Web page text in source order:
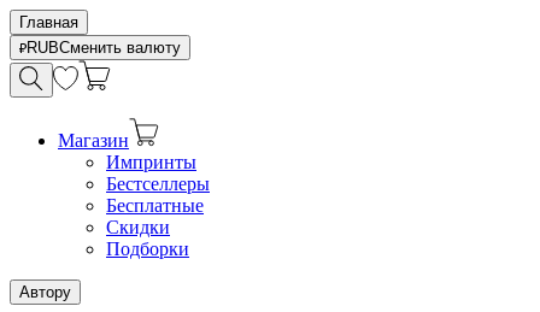
Главная
RUBСменить валюту
Магазин
Импринты
Бестселлеры
Бесплатные
Скидки
Подборки
Автору